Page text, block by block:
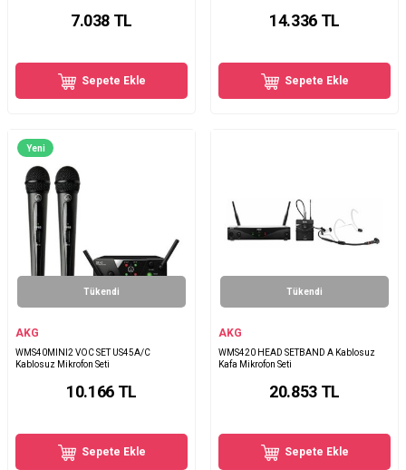
7.038 TL
Sepete Ekle
14.336TL
Sepete Ekle
Yeni
Tükendi
AKG
WMS40MINI2 VOC SET US45A/C
Kablosuz Mikrofon Seti
10.166TL
Sepete Ekle
Tükendi
AKG
WMS420 HEAD SETBAND A Kablosuz
Kafa Mikrofon Seti
20.853TL
Sepete Ekle